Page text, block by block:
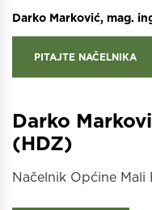
Darko Marković, mag.
PITAJTE NAČELNIKA
Darko
(HDZ)
Načelnik Općine Mali